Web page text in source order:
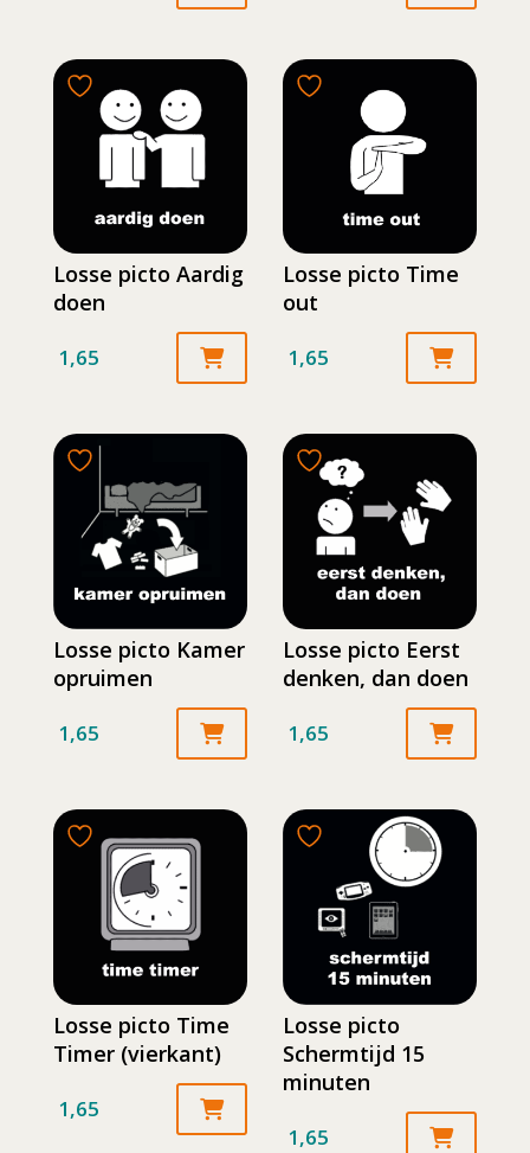
Losse picto Aardig
doen
1,65
Losse picto Time
out
1,65
Losse picto Kamer
opruimen
1,65
Losse picto Eerst
denken, dan doen
1,65
Losse picto Time
Timer (vierkant)
1,65
Losse picto
Schermtijd 15
minuten
1,65